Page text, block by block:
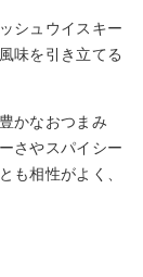
シュウイスキー
味を引き立てる
かなおつまみ
さやスパイシー
も相性がよく、